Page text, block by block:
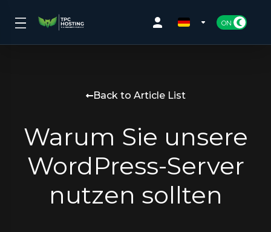
Back to Article List
Warum Sie unsere
WordPress-Server
nutzen sollten